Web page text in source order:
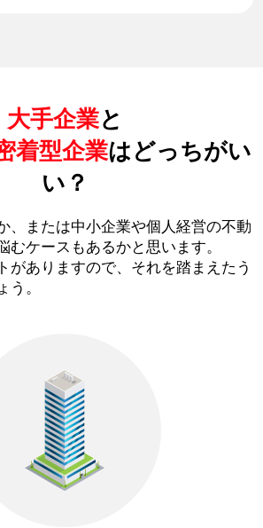
大手企業と
着型企業はどっちがい
い？
、または中小企業や個人経営の不動
むケースもあるかと思います。
がありますので、それを踏まえたう
う。